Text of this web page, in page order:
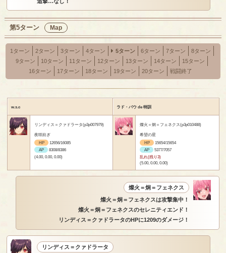
第5ターン Map
1ターン 2ターン 3ターン 4ターン 5ターン 6ターン 7ターン
8ターン
9ターン
10ターン 11ターン 12ターン 13ターン 14ターン
15ターン
16ターン
17ターン 18ターン 19ターン 20ターン 戦闘終了
w.s.c ラド・バウ de 特訓
リンディス＝クァドラータ(p3p007979)
夜咲紡ぎ
HP
12656/16085
AP
8308/8386
(4.00, 0.00, 0.00)
燦火＝炯＝フェネクス(p3p010488)
希望の星
HP
15654/15654
AP
5377/7057
乱れ(残り3)
(5.00, 0.00, 0.00)
燦火＝炯＝フェネクス
燦火＝炯＝フェネクスは攻撃集中！
燦火＝炯＝フェネクスのセレニティエンド！
リンディス＝クァドラータのHPに1209のダメージ！
リンディス＝クァドラータ